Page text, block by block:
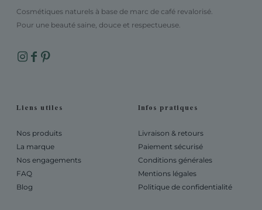
Cosmétiques naturels à base de marc de café revalorisé.
Pour une beauté saine, douce et respectueuse.
Liens utiles
Nos produits
La marque
Nos engagements
FAQ
Blog
Infos pratiques
Livraison & retours
Paiement sécurisé
Conditions générales
Mentions légales
Politique de confidentialité